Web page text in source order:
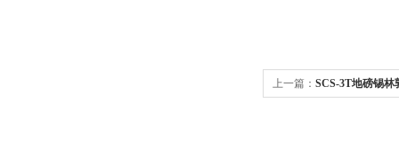
上一篇： SCS-3T地磅锡林